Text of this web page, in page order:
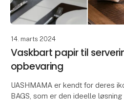
14. marts 2024
Vaskbart papir til
opbevaring
UASHMAMA er kendt for deres
BAGS, som er den ideelle